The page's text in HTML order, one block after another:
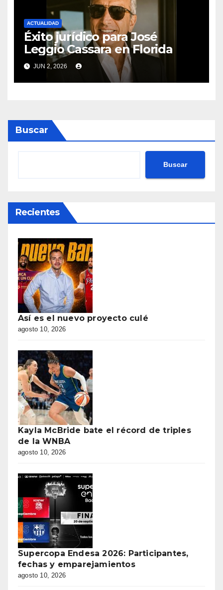
ACTUALIDAD
Éxito jurídico para José
Leggio Cassara en Florida
JUN 2, 2026
Buscar
Buscar
Recientes
Así es el nuevo proyecto culé
agosto 10, 2026
Kayla McBride bate el récord de triples
de la WNBA
agosto 10, 2026
Supercopa Endesa 2026: Participantes,
fechas y emparejamientos
agosto 10, 2026